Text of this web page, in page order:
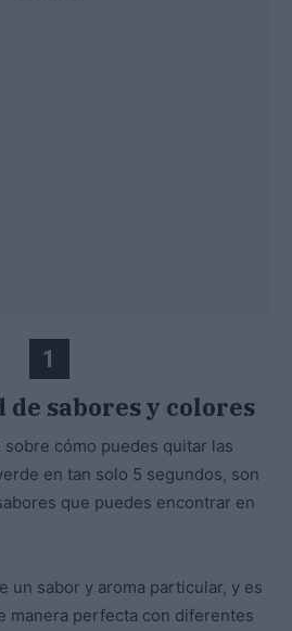
1
de sabores y colores
cómo puedes quitar las
en tan solo 5 segundos, son
que puedes encontrar en
un sabor y aroma particular, y es
manera perfecta con diferentes